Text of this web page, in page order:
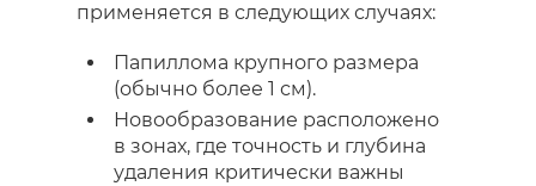
применяется в следующих случаях:
Папиллома крупного размера
(обычно более 1 см).
Новообразование расположено
в зонах, где точность и глубина
удаления критически важны